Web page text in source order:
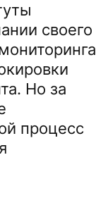
своего
Но за
процесс